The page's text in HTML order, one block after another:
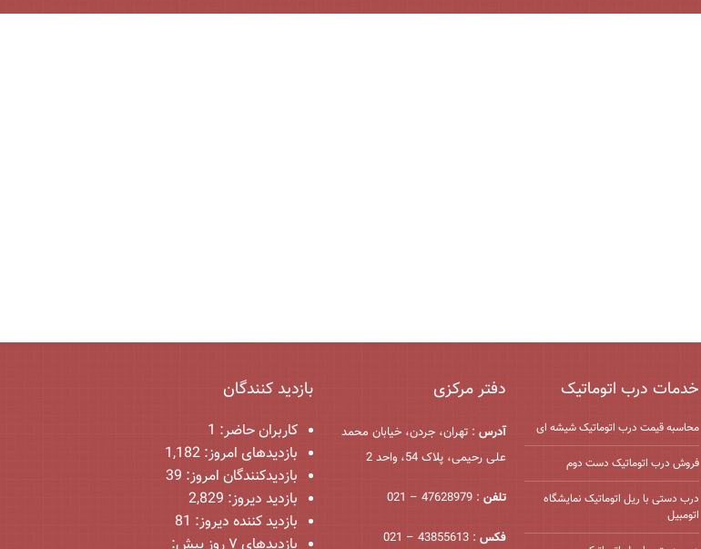
خدمات درب اتوماتیک
محاسبه قیمت درب اتوماتیک شیشه ‌ای
فروش درب اتوماتیک دست دوم
درب دستی با ریل اتوماتیک نمایشگاه
اتومبیل
دفتر مرکزی
آدرس : تهران، جردن، خیابان محمد
علی رحیمی، پلاک 54، واحد 2
تلفن : 47628979 – 021
فکس : 43855613 – 021
بازدید کنندگان
کاربران حاضر: 1
بازدیدهای امروز: 1,182
بازدیدکنندگان امروز: 39
بازدید دیروز: 2,829
بازدید کننده دیروز: 81